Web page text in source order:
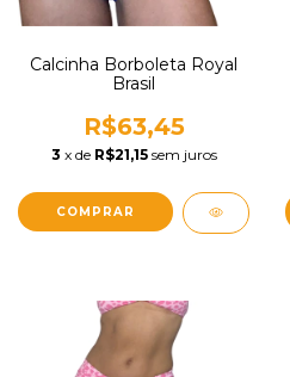
Calcinha Borboleta Royal
Brasil
R$63,45
3 x de R$21,15 sem juros
COMPRAR